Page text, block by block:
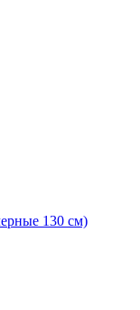
130 см)